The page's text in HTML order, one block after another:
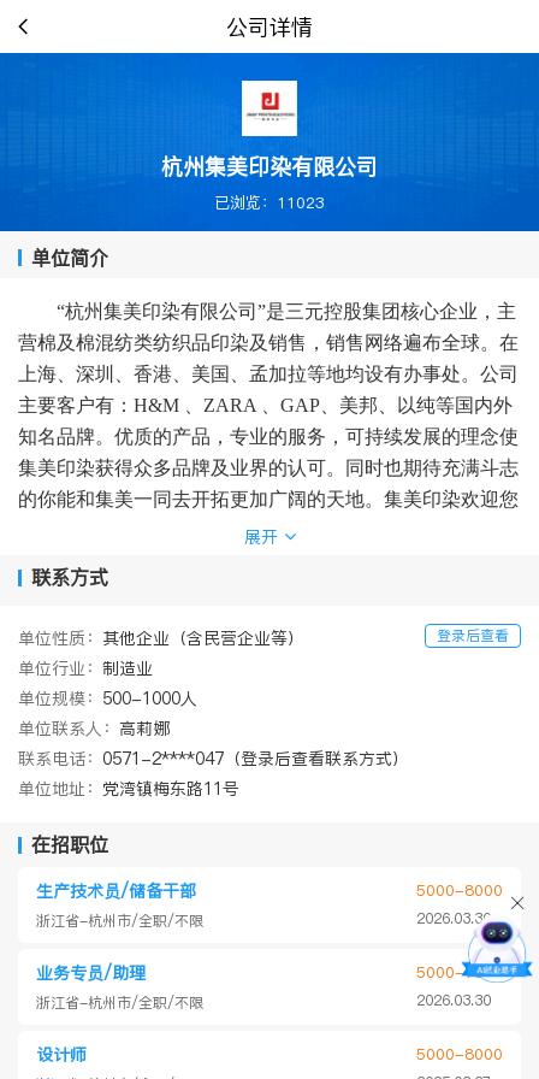
公司详情
杭州集美印染有限公司
已浏览：11023
单位简介
“杭州集美印染有限公司”是三元控股集团核心企业，主
营棉及棉混纺类纺织品印染及销售，销售网络遍布全球。在
上海、深圳、香港、美国、孟加拉等地均设有办事处。公司
主要客户有：H&M 、ZARA 、GAP、美邦、以纯等国内外
知名品牌。优质的产品，专业的服务，可持续发展的理念使
集美印染获得众多品牌及业界的认可。同时也期待充满斗志
的你能和集美一同去开拓更加广阔的天地。 集美印染欢迎您
福利待遇：
多元化培训，广阔的晋升通道
丰富的集团活动，环境优美的健身房
展开
联系方式
登录后查看
单位性质： 其他企业（含民营企业等）
单位行业： 制造业
单位规模： 500-1000人
单位联系人： 高莉娜
联系电话： 0571-2****047（登录后查看联系方式）
单位地址： 党湾镇梅东路11号
在招职位
生产技术员/储备干部
浙江省-杭州市/全职/不限
5000-8000
2026.03.30
业务专员/助理
浙江省-杭州市/全职/不限
5000-7000
2026.03.30
设计师 5000-8000